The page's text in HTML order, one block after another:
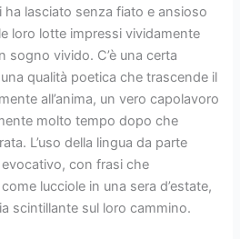
lasciato senza fiato e ansioso
loro lotte impressi vividamente
sogno vivido. C’è una certa
qualità poetica che trascende il
all’anima, un vero capolavoro
molto tempo dopo che
L’uso della lingua da parte
evocativo, con frasi che
lucciole in una sera d’estate,
scintillante sul loro cammino.